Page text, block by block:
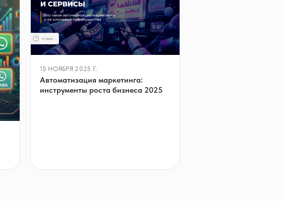
15 НОЯБРЯ 2025 Г.
Автоматизация маркетинга:
инструменты роста бизнеса 2025